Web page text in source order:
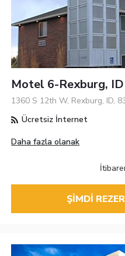
Motel 6-Rexburg, ID
1360 S 12th W, Rexburg, ID,
Ücretsiz İnternet
Daha fazla olanak
ŞIMDI